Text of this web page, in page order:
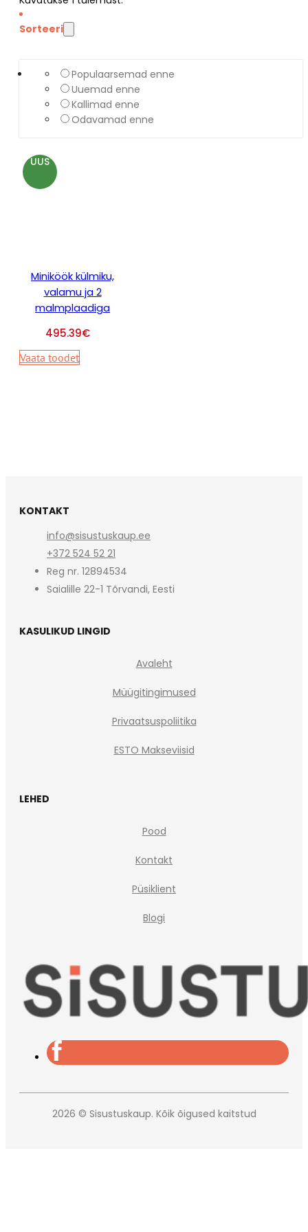
Sorteeri
Populaarsemad enne
Uuemad enne
Kallimad enne
Odavamad enne
UUS
Miniköök külmiku,
valamu ja 2
malmplaadiga
495.39€
Vaata toodet
KONTAKT
info@sisustuskaup.ee
+372 524 52 21
Reg nr. 12894534
Saialille 22-1 Tõrvandi, Eesti
KASULIKUD LINGID
Avaleht
Müügitingimused
Privaatsuspoliitika
ESTO Makseviisid
LEHED
Pood
Kontakt
Püsiklient
Blogi
2026 © Sisustuskaup. Kõik õigused kaitstud